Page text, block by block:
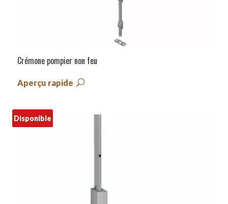
Crémone pompier non feu
Aperçu rapide
Disponible